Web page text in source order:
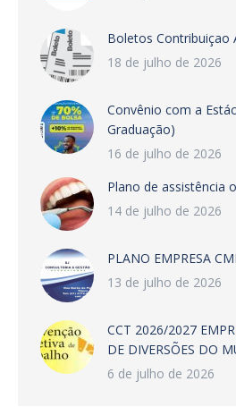
Boletos Contribuiçao
18 de julho de 2026
Convênio com a
Graduação)
16 de julho de 2026
Plano de assistência
14 de julho de 2026
PLANO EMPRESA
13 de julho de 2026
CCT 2026/2027
DE DIVERSÕES DO
6 de julho de 2026